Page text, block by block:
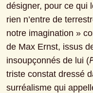
désigner, pour ce qui
rien n’entre de
notre imagination »
de Max Ernst, issus
insoupçonnés de lui (
triste constat dressé
surréalisme qui